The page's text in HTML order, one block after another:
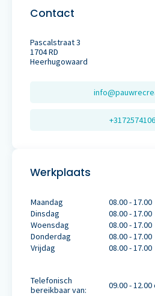
Contact
Pascalstraat 3
1704 RD
Heerhugowaard
Werkplaats
Maandag
08.00 - 17.00
Dinsdag
08.00 - 17.00
Woensdag
08.00 - 17.00
Donderdag
08.00 - 17.00
Vrijdag
08.00 - 17.00
Telefonisch
bereikbaar van:
09.00 - 12.00